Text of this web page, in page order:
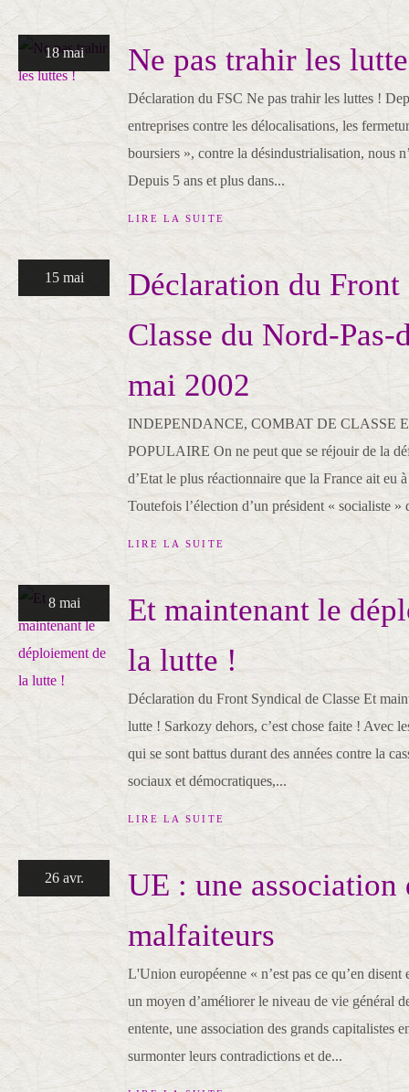
18 mai Ne pas trahir les
Déclaration du FSC Ne pas trahir les luttes !
entreprises contre les délocalisations, les
boursiers », contre la désindustrialisation, nous
Depuis 5 ans et plus dans...
LIRE LA SUITE
15 mai
Déclaration du
Classe du Nord-Pas-
mai 2002
INDEPENDANCE, COMBAT DE CLASSE
POPULAIRE On ne peut que se réjouir de la
d’Etat le plus réactionnaire que la France ait eu
Toutefois l’élection d’un président « socialiste
LIRE LA SUITE
8 mai
Et maintenant le
la lutte !
Déclaration du Front Syndical de Classe Et
lutte ! Sarkozy dehors, c’est chose faite ! Avec
qui se sont battus durant des années contre la
sociaux et démocratiques,...
LIRE LA SUITE
26 avr.
UE : une association
malfaiteurs
L'Union européenne « n’est pas ce qu’en disent
un moyen d’améliorer le niveau de vie général
entente, une association des grands capitalistes
surmonter leurs contradictions et de...